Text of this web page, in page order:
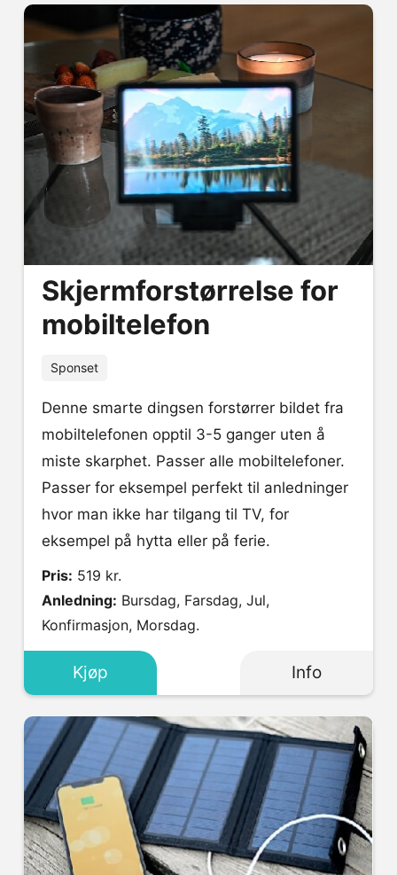
Skjermforstørrelse for
mobiltelefon
Sponset
Denne smarte dingsen forstørrer bildet fra
mobiltelefonen opptil 3-5 ganger uten å
miste skarphet. Passer alle mobiltelefoner.
Passer for eksempel perfekt til anledninger
hvor man ikke har tilgang til TV, for
eksempel på hytta eller på ferie.
Pris: 519 kr.
Anledning: Bursdag, Farsdag, Jul,
Konfirmasjon, Morsdag.
Info
Kjøp